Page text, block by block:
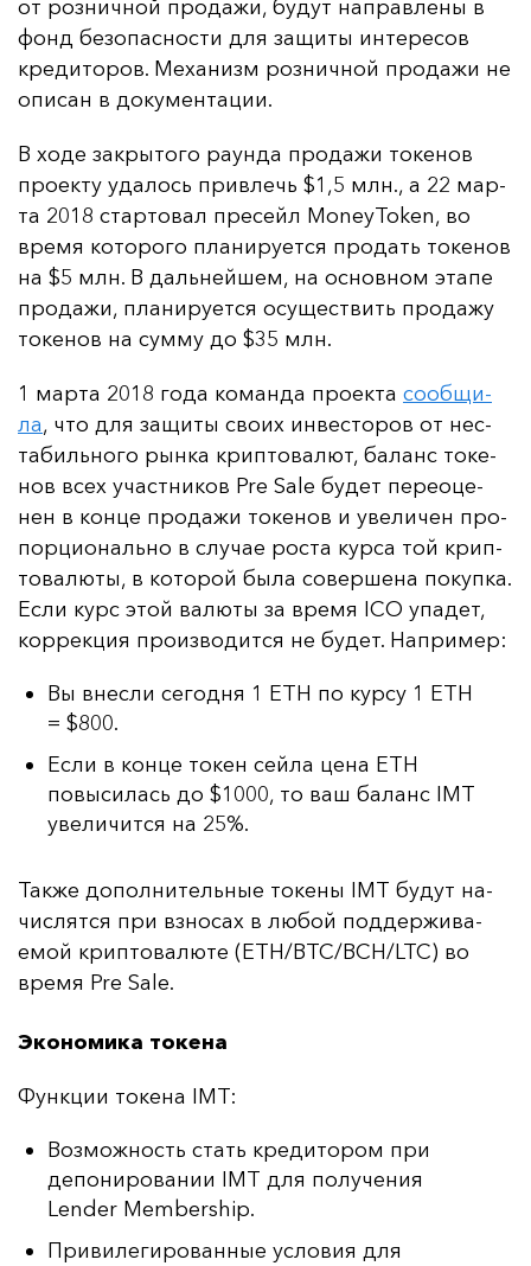
от роз­нич­ной про­да­жи, бу­дут нап­рав­ле­ны в
фонд бе­зо­пас­нос­ти для за­щи­ты ин­те­ре­сов
кре­ди­то­ров. Ме­ха­низм роз­нич­ной про­да­жи не
опи­сан в до­ку­мен­та­ции.
В хо­де зак­ры­то­го ра­ун­да про­да­жи то­ке­нов
про­ек­ту уда­лось прив­лечь $1,5 млн., а 22 мар­
та 2018 стар­то­вал пре­сейл MoneyToken, во
вре­мя ко­то­ро­го пла­ни­ру­ет­ся про­дать то­ке­нов
на $5 млн. В даль­ней­шем, на ос­нов­ном эта­пе
про­да­жи, пла­ни­ру­ет­ся осу­щес­твить про­да­жу
то­ке­нов на сум­му до $35 млн.
1 мар­та 2018 го­да ко­ман­да про­ек­та со­об­щи­
ла, что для за­щи­ты сво­их ин­вес­то­ров от нес­
та­биль­но­го рын­ка крип­то­ва­лют, ба­ланс то­ке­
нов всех учас­тни­ков Pre Sale бу­дет пе­ре­оце­
нен в кон­це про­да­жи то­ке­нов и уве­ли­чен про­
пор­ци­ональ­но в слу­чае рос­та кур­са той крип­
то­ва­лю­ты, в ко­то­рой бы­ла со­вер­ше­на по­куп­ка.
Ес­ли курс этой ва­лю­ты за вре­мя ICO упа­дет,
кор­рек­ция про­из­во­дит­ся не бу­дет. Нап­ри­мер:
Вы внесли сегодня 1 ETH по курсу 1 ETH
= $800.
Если в конце токен сейла цена ETH
повысилась до $1000, то ваш баланс IMT
увеличится на 25%.
Так­же до­пол­ни­тель­ные то­ке­ны IMT бу­дут на­
чис­лят­ся при взно­сах в лю­бой под­дер­жи­ва­
емой крип­то­ва­лю­те (ETH/BTC/BCH/LTC) во
вре­мя Pre Sale.
Экономика токена
Фун­кции то­ке­на IMT:
Возможность стать кредитором при
депонировании IMT для получения
Lender Membership.
Привилегированные условия для